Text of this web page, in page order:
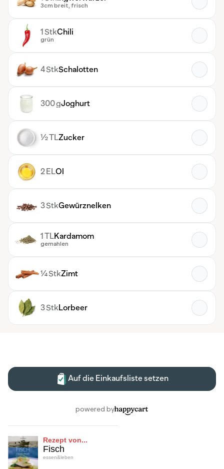
Rezept von...
Fisch
essen&leben